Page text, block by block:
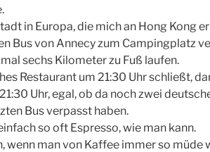
in Europa, die mich an Hong Kong
Bus von Annecy zum Campingplatz
sechs Kilometer zu Fuß laufen.
Restaurant um 21:30 Uhr schließt,
Uhr, egal, ob da noch zwei
Bus verpasst haben.
so oft Espresso, wie man kann.
wenn man von Kaffee immer so müde